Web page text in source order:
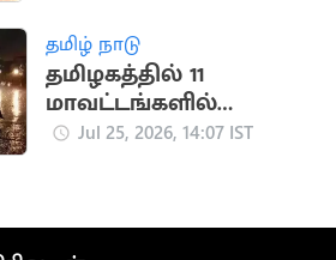
தமிழ் நாடு
தமிழகத்தில் 11
மாவட்டங்களில்
கனமழை எச்சரிக்கை
Jul 25, 2026, 14:07 IST